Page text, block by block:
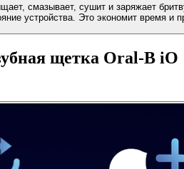
смазывает, сушит и заряжает
устройства. Это экономит время и
щетка Oral-B iO